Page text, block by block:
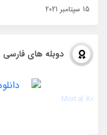
15 سپتامبر 2021
دوبله های فارسی